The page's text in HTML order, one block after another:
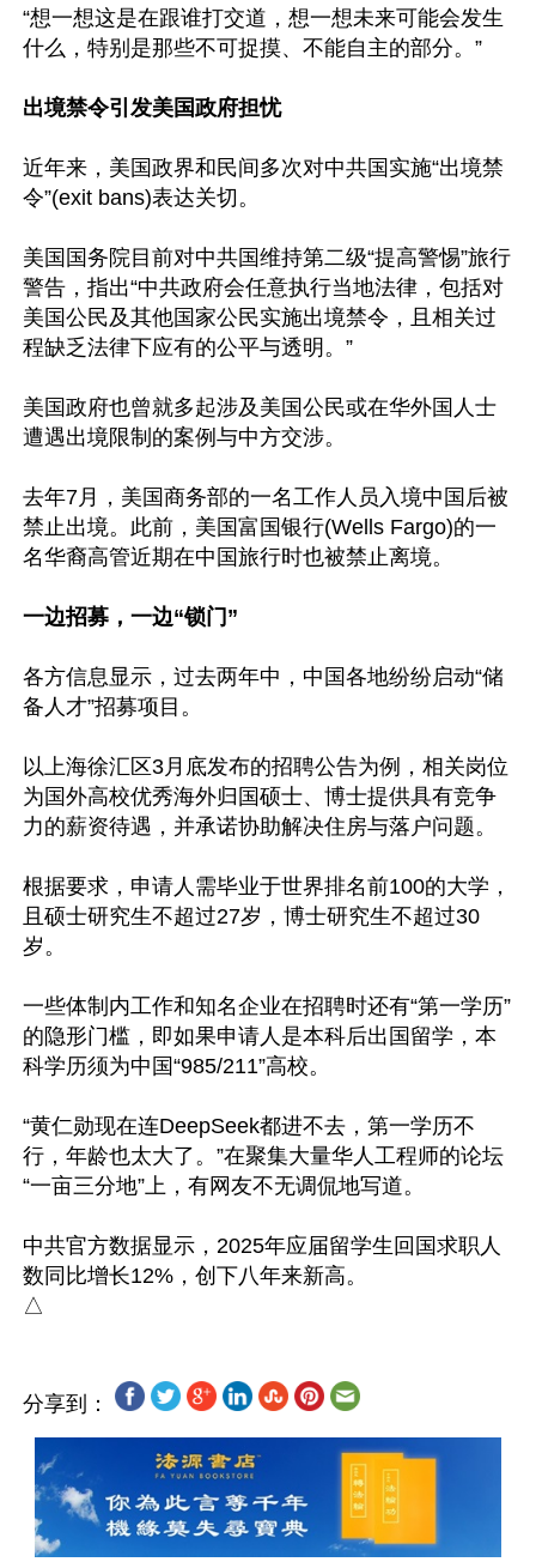
“想一想这是在跟谁打交道，想一想未来可能会发生
什么，特别是那些不可捉摸、不能自主的部分。”
出境禁令引发美国政府担忧
近年来，美国政界和民间多次对中共国实施“出境禁
令”(exit bans)表达关切。
美国国务院目前对中共国维持第二级“提高警惕”旅行
警告，指出“中共政府会任意执行当地法律，包括对
美国公民及其他国家公民实施出境禁令，且相关过
程缺乏法律下应有的公平与透明。”
美国政府也曾就多起涉及美国公民或在华外国人士
遭遇出境限制的案例与中方交涉。
去年7月，美国商务部的一名工作人员入境中国后被
禁止出境。此前，美国富国银行(Wells Fargo)的一
名华裔高管近期在中国旅行时也被禁止离境。
一边招募，一边“锁门”
各方信息显示，过去两年中，中国各地纷纷启动“储
备人才”招募项目。
以上海徐汇区3月底发布的招聘公告为例，相关岗位
为国外高校优秀海外归国硕士、博士提供具有竞争
力的薪资待遇，并承诺协助解决住房与落户问题。
根据要求，申请人需毕业于世界排名前100的大学，
且硕士研究生不超过27岁，博士研究生不超过30
岁。
一些体制内工作和知名企业在招聘时还有“第一学历”
的隐形门槛，即如果申请人是本科后出国留学，本
科学历须为中国“985/211”高校。
“黄仁勋现在连DeepSeek都进不去，第一学历不
行，年龄也太大了。”在聚集大量华人工程师的论坛
“一亩三分地”上，有网友不无调侃地写道。
中共官方数据显示，2025年应届留学生回国求职人
数同比增长12%，创下八年来新高。
分享到：